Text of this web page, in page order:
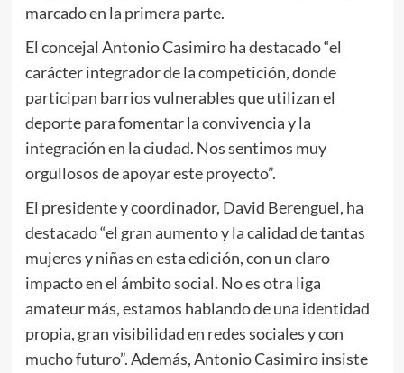
marcado en la primera parte.
El concejal Antonio Casimiro ha destacado “el
carácter integrador de la competición, donde
participan barrios vulnerables que utilizan el
deporte para fomentar la convivencia y la
integración en la ciudad. Nos sentimos muy
orgullosos de apoyar este proyecto”.
El presidente y coordinador, David Berenguel, ha
destacado “el gran aumento y la calidad de tantas
mujeres y niñas en esta edición, con un claro
impacto en el ámbito social. No es otra liga
amateur más, estamos hablando de una identidad
propia, gran visibilidad en redes sociales y con
mucho futuro”. Además, Antonio Casimiro insiste